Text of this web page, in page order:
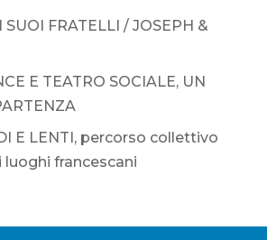
SUOI FRATELLI / JOSEPH &
E TEATRO SOCIALE, UN
E LENTI, percorso collettivo
francescani